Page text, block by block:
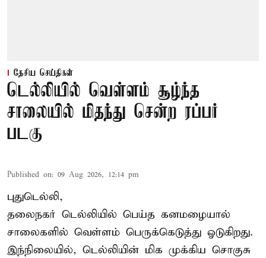
தேசிய செய்திகள்
டெல்லியில் வெள்ளம் சூழ்ந்த
சாலையில் மிதந்து சென்ற ரப்பர்
படகு
Published on: 09 Aug 2026, 12:14 pm
புதுடெல்லி,
தலைநகர் டெல்லியில் பெய்த கனமழையால்
சாலைகளில் வெள்ளம் பெருக்கெடுத்து ஓடுகிறது.
இந்நிலையில், டெல்லியின் மிக முக்கிய சொகுசு